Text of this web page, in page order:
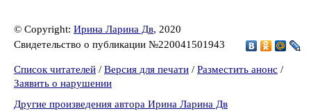
© Copyright: Ирина Ларина Дв, 2020
Свидетельство о публикации №220041501943
Список читателей / Версия для печати / Разместить анонс /
Заявить о нарушении
Другие произведения автора Ирина Ларина Дв